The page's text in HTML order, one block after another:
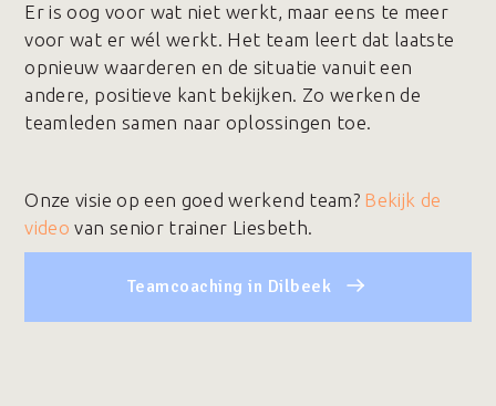
Er is oog voor wat niet werkt, maar eens te meer
voor wat er wél werkt. Het team leert dat laatste
opnieuw waarderen en de situatie vanuit een
andere, positieve kant bekijken. Zo werken de
teamleden samen naar oplossingen toe.
Onze visie op een goed werkend team? Bekijk de
video van senior trainer Liesbeth.
Teamcoaching in Dilbeek